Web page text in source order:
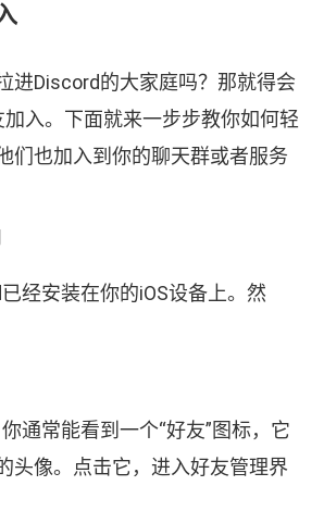
进Discord的大家庭吗？那就得会
入。下面就来一步步教你如何轻
们也加入到你的聊天群或者服务
经安装在你的iOS设备上。然
通常能看到一个“好友”图标，它
头像。点击它，进入好友管理界